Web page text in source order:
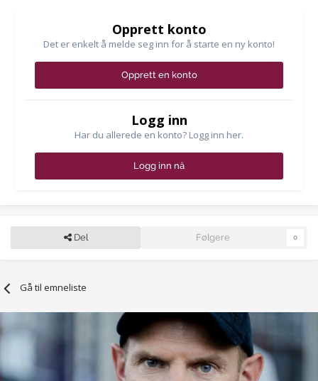
Opprett konto
Det er enkelt å melde seg inn for å starte en ny konto!
Opprett en konto
Logg inn
Har du allerede en konto? Logg inn her.
Logg inn nå
Del Følgere 0
Gå til emneliste